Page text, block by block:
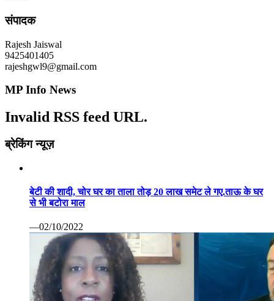
संपादक
Rajesh Jaiswal
9425401405
rajeshgwl9@gmail.com
MP Info News
Invalid RSS feed URL.
ब्रेकिंग न्यूज़
बेटी की शादी, चोर घर का ताला तोड़ 20 लाख समेट ले गए.ताऊ के घर
से भी बटोरा माल
—02/10/2022